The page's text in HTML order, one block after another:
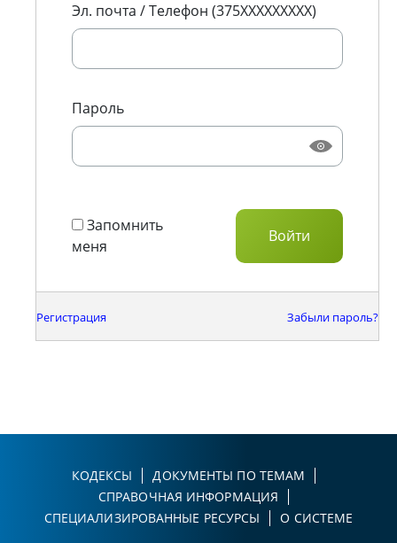
Эл. почта / Телефон (375XXXXXXXXX)
Пароль
Запомнить
меня
Регистрация Забыли пароль?
КОДЕКСЫ
ДОКУМЕНТЫ ПО ТЕМАМ
СПРАВОЧНАЯ ИНФОРМАЦИЯ
СПЕЦИАЛИЗИРОВАННЫЕ РЕСУРСЫ
О СИСТЕМЕ